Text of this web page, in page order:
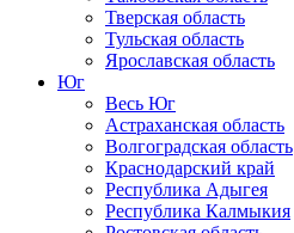
Тверская область
Тульская область
Ярославская область
Юг
Весь Юг
Астраханская область
Волгоградская область
Краснодарский край
Республика Адыгея
Республика Калмыкия